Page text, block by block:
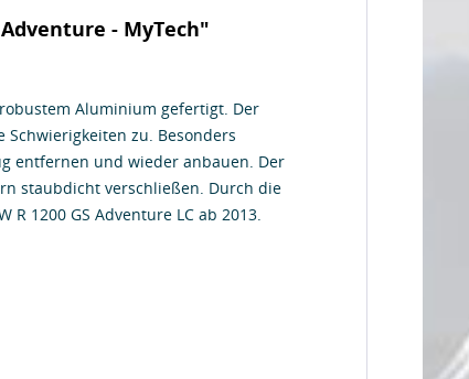
- MyTech"
Aluminium gefertigt. Der
zu. Besonders
entfernen und wieder anbauen. Der
staubdicht verschließen. Durch die
1200 GS Adventure LC ab 2013.